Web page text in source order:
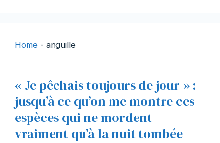
Home - anguille
« Je pêchais toujours de jour » :
jusqu’à ce qu’on me montre ces
espèces qui ne mordent
vraiment qu’à la nuit tombée